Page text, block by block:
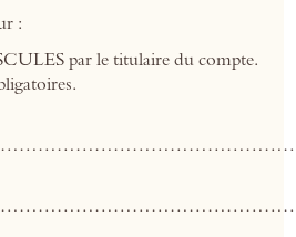
:
par le titulaire du compte.